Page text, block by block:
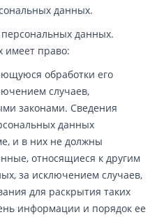
данных.
данных.
имеет право:
обработки его
случаев,
законами. Сведения
данных
и в них не должны
относящиеся к другим
за исключением случаев,
для раскрытия таких
информации и порядок ее